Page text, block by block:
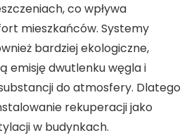
co wpływa
mieszkańców. Systemy
bardziej ekologiczne,
emisję dwutlenku węgla i
do atmosfery. Dlatego
rekuperacji jako
w budynkach.